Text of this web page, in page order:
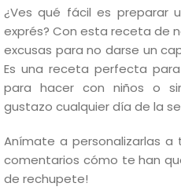
¿Ves qué fácil es preparar
exprés? Con esta receta de
excusas para no darse un
Es una receta perfecta
para hacer con niños o
gustazo cualquier día de la
Anímate a personalizarlas
comentarios cómo te han
de rechupete!